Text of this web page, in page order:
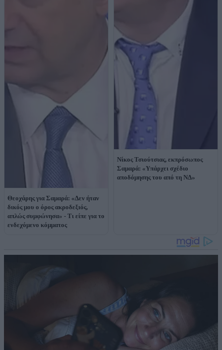
Θεοχάρης για Σαμαρά: «Δεν ήταν
δικός μου ο όρος ακροδεξιός,
απλώς συμφώνησα» - Τι είπε για το
ενδεχόμενο κόμματος
Νίκος Τσιούτσιας, εκπρόσωπος
Σαμαρά: «Υπάρχει σχέδιο
αποδόμησης του από τη ΝΔ»